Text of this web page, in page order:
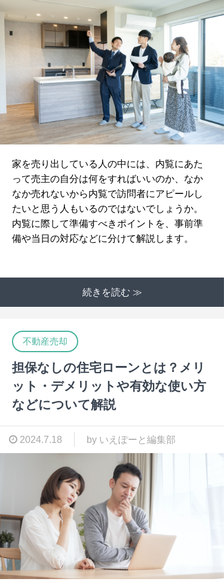
家を売り出している人の中には、内覧にあた
って売主の自分は何をすればいいのか、なか
なか売れないから内覧で訪問者にアピールし
たいと思う人もいるのではないでしょうか。
内覧に際して準備すべきポイントを、事前準
備や当日の対応などに分けて解説します。
続きを読む ≫
不動産売却
担保なしの住宅ローンとは？メリ
ット・デメリットや有効な使い方
などについて解説
2024.7.18 by いえぽーと編集部